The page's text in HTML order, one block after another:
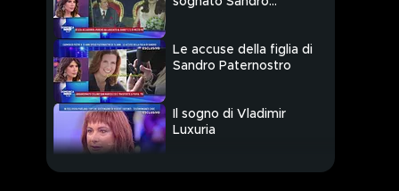
Le accuse della figlia di
Sandro Paternostro
Il sogno di Vladimir
Luxuria